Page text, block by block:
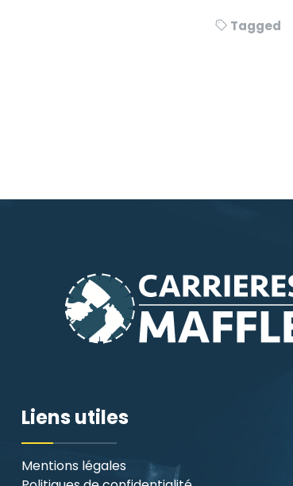
Tagged
Liens utiles
Mentions légales